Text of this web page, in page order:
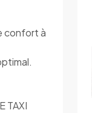
confort à
TAXI